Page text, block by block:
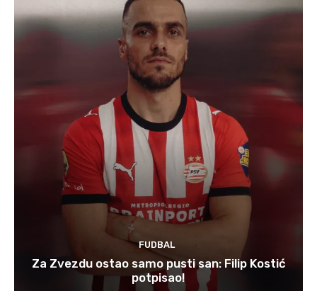
FUDBAL
Za Zvezdu ostao samo pusti san: Filip Kostić
potpisao!